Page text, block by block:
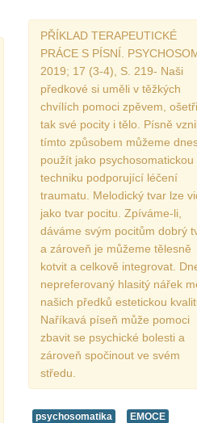
PŘÍKLAD TERAPEUTICKÉ
PRÁCE S PÍSNÍ.
2019; 17 (3-4), S. 219- Naši
předkové si uměli v těžkých
chvílích pomoci zpěvem,
tak své pocity i tělo. Písně
tímto způsobem můžeme
použít jako psychosomatickou
techniku podporující léčení
traumatu. Melodický tvar lze
jako tvar pocitu. Zpíváme-li,
dáváme svým pocitům dobrý
a zároveň je můžeme tělesně
kotvit a celkově integrovat.
nepreferovaný hlasitý nářek
našich předků estetickou
Naříkavá píseň může pomoci
zbavit se psychické bolesti a
zároveň spočinout ve svém
středu.
psychosomatika
EMOCE